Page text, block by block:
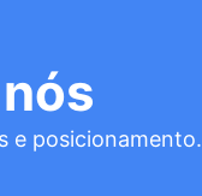
e posicionamento.